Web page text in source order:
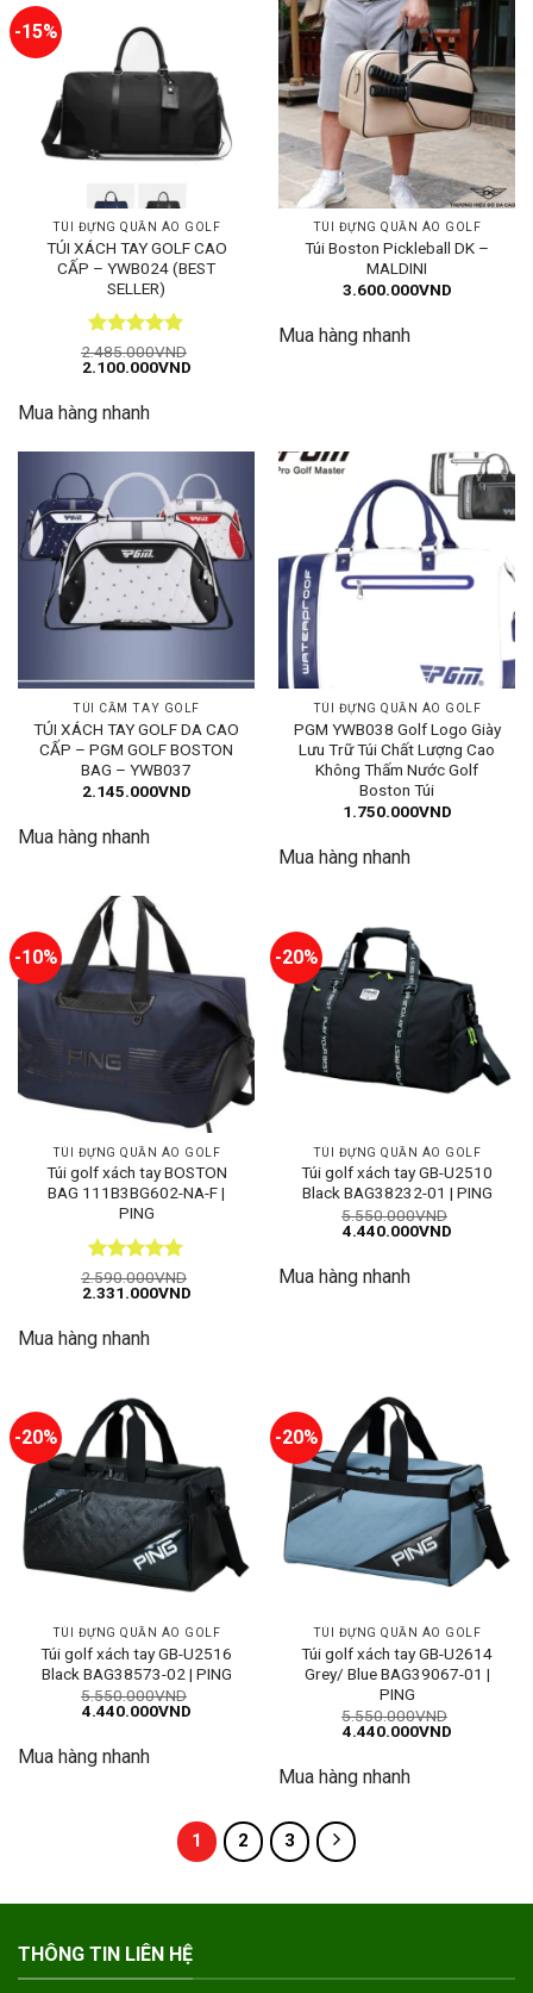
-15%
TÚI ĐỰNG QUẦN ÁO GOLF
TÚI XÁCH TAY GOLF CAO
CẤP – YWB024 (BEST
SELLER)
Được xếp
hạng55
2.485.000VND
Giá
2.485.000VND.
2.100.000VNDGiá
Mua hàng nhanh
TÚI ĐỰNG QUẦN ÁO GOLF
Túi Boston Pickleball DK –
MALDINI
3.600.000VND
Mua hàng nhanh
TÚI CẦM TAY GOLF
TÚI XÁCH TAY GOLF DA CAO
CẤP – PGM GOLF BOSTON
BAG – YWB037
2.145.000VND
Mua hàng nhanh
TÚI ĐỰNG QUẦN ÁO GOLF
PGM YWB038 Golf Logo Giày
Lưu Trữ Túi Chất Lượng Cao
Không Thấm Nước Golf
Boston Túi
1.750.000VND
Mua hàng nhanh
-10%
TÚI ĐỰNG QUẦN ÁO GOLF
Túi golf xách tay BOSTON
BAG 111B3BG602-NA-F |
PING
Được xếp
hạng55
2.590.000VND
Giá
2.590.000VND.
2.331.000VNDGiá
Mua hàng nhanh
-20%
TÚI ĐỰNG QUẦN ÁO GOLF
Túi golf xách tay GB-U2510
Black BAG38232-01 | PING
5.550.000VND
Giá
5.550.000VND.
4.440.000VNDGiá
Mua hàng nhanh
-20%
TÚI ĐỰNG QUẦN ÁO GOLF
Túi golf xách tay GB-U2516
Black BAG38573-02 | PING
5.550.000VND
Giá
5.550.000VND.
4.440.000VNDGiá
4.440.000VND.
Mua hàng nhanh
-20%
TÚI ĐỰNG QUẦN ÁO GOLF
Túi golf xách tay GB-U2614
Grey/ Blue BAG39067-01 |
PING
5.550.000VND
Giá
5.550.000VND.
4.440.000VNDGiá
Mua hàng nhanh
1 2 3
THÔNG TIN LIÊN HỆ